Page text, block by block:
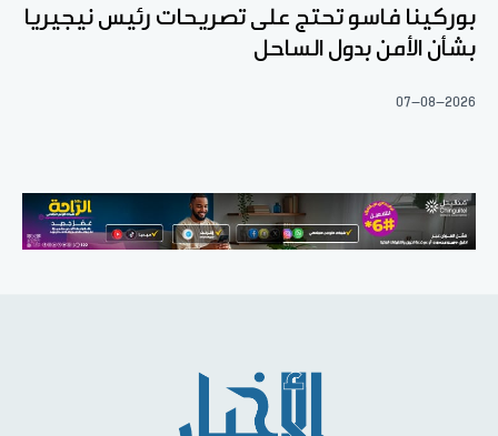
بوركينا فاسو تحتج على تصريحات رئيس نيجيريا
بشأن الأمن بدول الساحل
07-08-2026